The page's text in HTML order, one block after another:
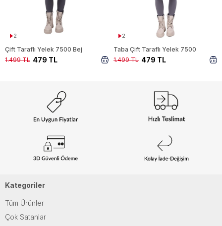
2
Çift Taraflı Yelek 7500 Bej
479 TL
1.499 TL
2
Taba Çift Taraflı Yelek 7500
479 TL
1.499 TL
Kategoriler
Tüm Ürünler
Çok Satanlar